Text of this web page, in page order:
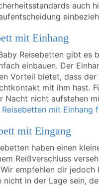
auch
mit Einhang
Reisebetten gibt es
einbauen. Der
Vorteil bietet, dass
mit ihm hast.
Nacht nicht aufstehen
Reisebetten mit Einhang
mit Eingang
haben einen
Reißverschluss
empfehlen dir jedoch
nicht in der Lage sein,